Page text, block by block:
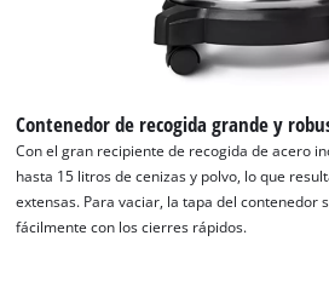
Contenedor de recogida grande y
Con el gran recipiente de recogida de acero
hasta 15 litros de cenizas y polvo, lo que
extensas. Para vaciar, la tapa del contenedor
fácilmente con los cierres rápidos.